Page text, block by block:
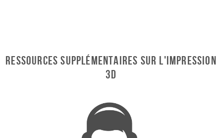
RESSOURCES SUPPLÉMENTAIRES SUR L'IMPRESSION
3D